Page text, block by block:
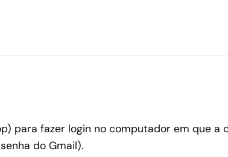
para fazer login no computador em que a
do Gmail).